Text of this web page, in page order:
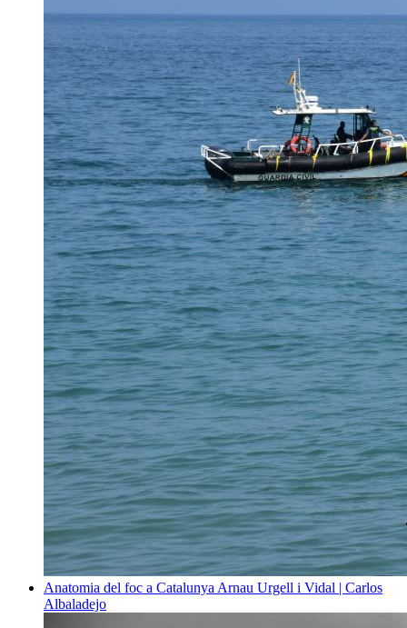
Anatomia del foc a Catalunya Arnau Urgell i Vidal | Carlos
Albaladejo